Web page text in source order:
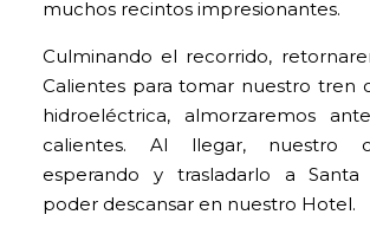
muchos recintos impresionantes.
Culminando el recorrido,
Calientes para tomar nuestro tren
hidroeléctrica, almorzaremos
calientes. Al llegar, nuestro
esperando y trasladarlo a Santa
poder descansar en nuestro Hotel.